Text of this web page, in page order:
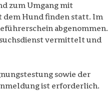
zum Umgang mit
dem Hund finden statt. Im
abgenommen.
vermittelt und
sowie der
ist erforderlich.